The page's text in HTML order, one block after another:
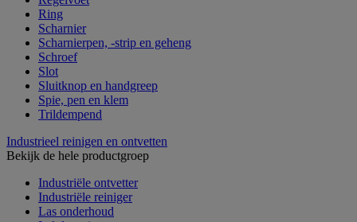
Ring
Scharnier
Scharnierpen, -strip en geheng
Schroef
Slot
Sluitknop en handgreep
Spie, pen en klem
Trildempend
Industrieel reinigen en ontvetten
Bekijk de hele productgroep
Industriële ontvetter
Industriële reiniger
Las onderhoud